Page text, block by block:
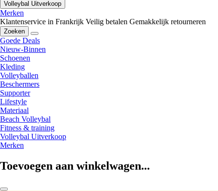
Volleybal Uitverkoop
Merken
Klantenservice in Frankrijk Veilig betalen Gemakkelijk retourneren
Zoeken
Goede Deals
Nieuw-Binnen
Schoenen
Kleding
Volleyballen
Beschermers
Supporter
Lifestyle
Materiaal
Beach Volleybal
Fitness & training
Volleybal Uitverkoop
Merken
Toevoegen aan winkelwagen...